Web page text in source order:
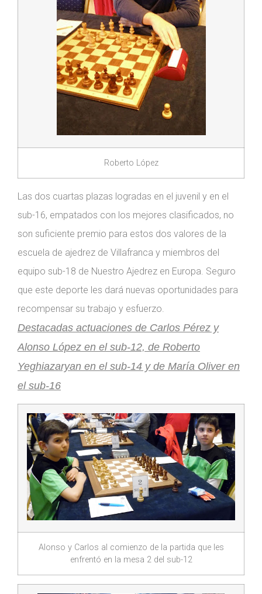
Roberto López
Las dos cuartas plazas logradas en el juvenil y en el
sub-16, empatados con los mejores clasificados, no
son suficiente premio para estos dos valores de la
escuela de ajedrez de Villafranca y miembros del
equipo sub-18 de Nuestro Ajedrez en Europa. Seguro
que este deporte les dará nuevas oportunidades para
recompensar su trabajo y esfuerzo.
Destacadas actuaciones de Carlos Pérez y
Alonso López en el sub-12, de Roberto
Yeghiazaryan en el sub-14 y de María Oliver en
el sub-16
Alonso y Carlos al comienzo de la partida que les
enfrentó en la mesa 2 del sub-12